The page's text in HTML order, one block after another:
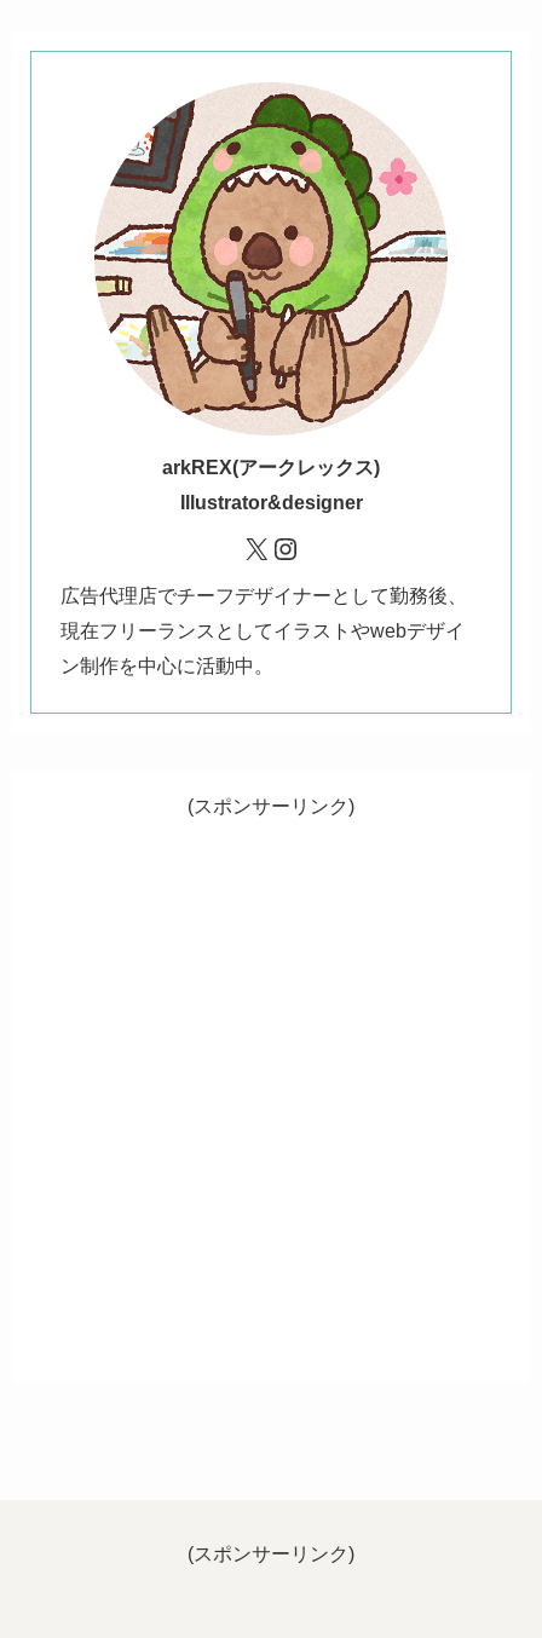
arkREX(アークレックス)
Illustrator&designer
X Instagram
広告代理店でチーフデザイナーとして勤務後、
現在フリーランスとしてイラストやwebデザイ
ン制作を中心に活動中。
(スポンサーリンク)
(スポンサーリンク)